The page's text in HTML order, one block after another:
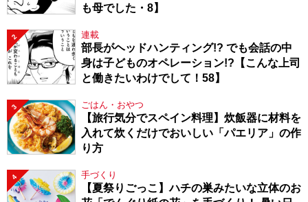
も母でした・8】
2 連載
部長がヘッドハンティング!? でも会話の中
身は子どものオペレーション!?【こんな上司
と働きたいわけでして！58】
3 ごはん・おやつ
【旅行気分でスペイン料理】炊飯器に材料を
入れて炊くだけでおいしい「パエリア」の作
り方
4 手づくり
【夏祭りごっこ】ハチの巣みたいな立体のお